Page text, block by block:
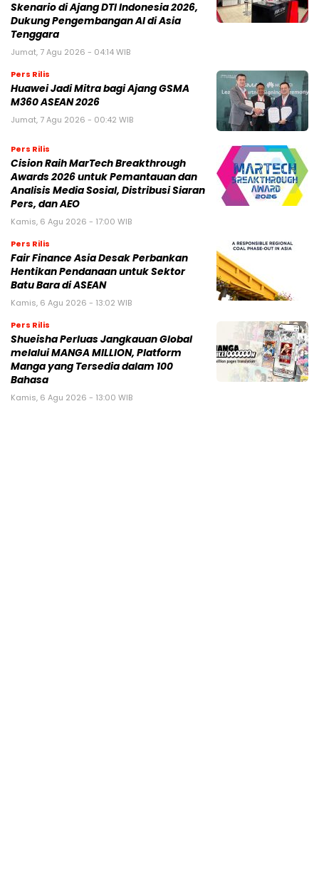
Skenario di Ajang DTI Indonesia 2026,
Dukung Pengembangan AI di Asia
Tenggara
Jumat, 7 Agu 2026 - 04:14 WIB
Pers Rilis
Huawei Jadi Mitra bagi Ajang GSMA
M360 ASEAN 2026
Jumat, 7 Agu 2026 - 00:42 WIB
Pers Rilis
Cision Raih MarTech Breakthrough
Awards 2026 untuk Pemantauan dan
Analisis Media Sosial, Distribusi Siaran
Pers, dan AEO
Kamis, 6 Agu 2026 - 17:00 WIB
Pers Rilis
Fair Finance Asia Desak Perbankan
Hentikan Pendanaan untuk Sektor
Batu Bara di ASEAN
Kamis, 6 Agu 2026 - 13:02 WIB
Pers Rilis
Shueisha Perluas Jangkauan Global
melalui MANGA MILLION, Platform
Manga yang Tersedia dalam 100
Bahasa
Kamis, 6 Agu 2026 - 13:00 WIB